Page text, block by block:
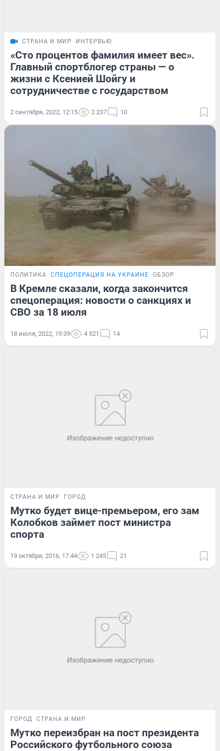
СТРАНА И МИР ИНТЕРВЬЮ
«Сто процентов фамилия имеет вес».
Главный спортблогер страны — о
жизни с Ксенией Шойгу и
сотрудничестве с государством
2 сентября, 2022, 12:15 2 237 10
ПОЛИТИКА СПЕЦОПЕРАЦИЯ НА УКРАИНЕ ОБЗОР
В Кремле сказали, когда закончится
спецоперация: новости о санкциях и
СВО за 18 июля
18 июля, 2022, 19:39 4 521 14
СТРАНА И МИР ГОРОД
Мутко будет вице-премьером, его зам
Колобков займет пост министра
спорта
19 октября, 2016, 17:44 1 245 21
ГОРОД СТРАНА И МИР
Мутко переизбран на пост президента
Российского футбольного союза